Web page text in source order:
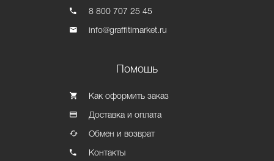
8 800 707 25 45
info@graffitimarket.ru
Помошь
Как оформить заказ
Доставка и оплата
Обмен и возврат
Контакты